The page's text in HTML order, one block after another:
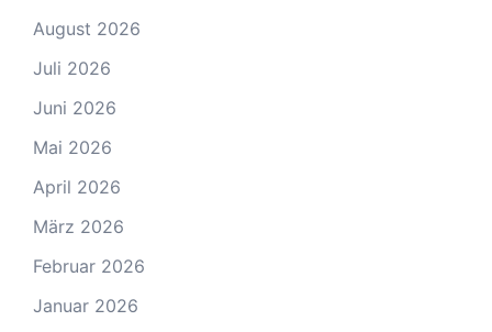
August 2026
Juli 2026
Juni 2026
Mai 2026
April 2026
März 2026
Februar 2026
Januar 2026